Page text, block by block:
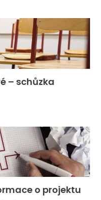
– schůzka
o projektu